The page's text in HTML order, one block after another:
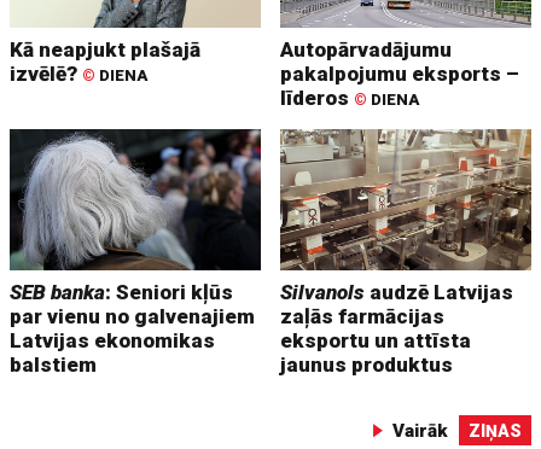
Kā neapjukt plašajā
izvēlē? © DIENA
Autopārvadājumu
pakalpojumu eksports –
līderos © DIENA
SEB banka: Seniori kļūs
par vienu no galvenajiem
Latvijas ekonomikas
balstiem
Silvanols audzē Latvijas
zaļās farmācijas
eksportu un attīsta
jaunus produktus
Vairāk ZIŅAS